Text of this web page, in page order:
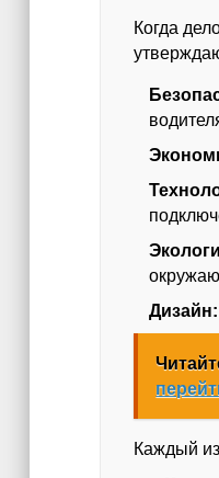
Когда
Дизайн:
Каждый